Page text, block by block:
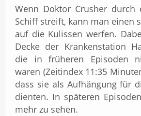
Wenn Doktor Crusher durch
Schiff streift, kann man einen
auf die Kulissen werfen.
Decke der Krankenstation
die in früheren Episoden
waren (Zeitindex 11:35
dass sie als Aufhängung für
dienten. In späteren
mehr zu sehen.